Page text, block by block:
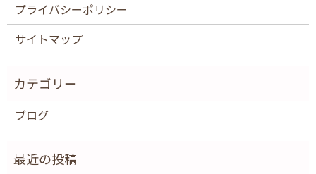
プライバシーポリシー
サイトマップ
ブログ